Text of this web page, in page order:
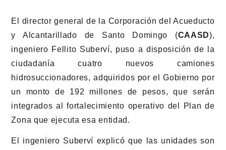
El director general de la Corporación del Acueducto
y Alcantarillado de Santo Domingo (CAASD),
ingeniero Fellito Suberví, puso a disposición de la
ciudadanía cuatro nuevos camiones
hidrosuccionadores, adquiridos por el Gobierno por
un monto de 192 millones de pesos, que serán
integrados al fortalecimiento operativo del Plan de
Zona que ejecuta esa entidad.
El ingeniero Suberví explicó que las unidades son